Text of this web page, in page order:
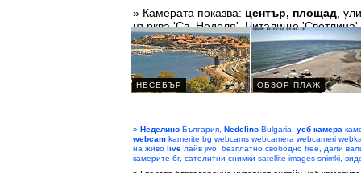
» Камерата показва: център, площад ,
църква 'Св. Неделя', Читалище
» Неделино България, Nedelino Bulgaria, уеб камера
webcam kamerite bg webcams webcamera webcameri
на живо live лайв jivo, безплатно свободно free, дали
камерите бг, сателитни снимки satellite images snimki,